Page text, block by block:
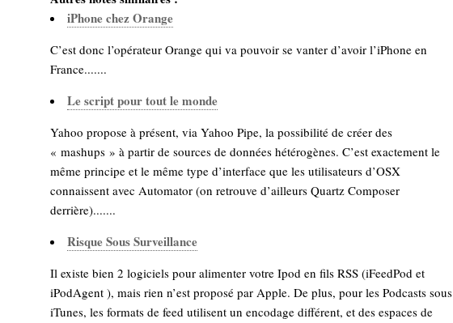
iPhone chez Orange
C’est donc l’opérateur Orange qui va pouvoir se vanter d’avoir l’iPhone en
France.......
Le script pour tout le monde
Yahoo propose à présent, via Yahoo Pipe, la possibilité de créer des
« mashups » à partir de sources de données hétérogènes. C’est exactement le
même principe et le même type d’interface que les utilisateurs d’OSX
connaissent avec Automator (on retrouve d’ailleurs Quartz Composer
derrière).......
Risque Sous Surveillance
Il existe bien 2 logiciels pour alimenter votre Ipod en fils RSS (iFeedPod et
iPodAgent ), mais rien n’est proposé par Apple. De plus, pour les Podcasts sous
iTunes, les formats de feed utilisent un encodage différent, et des espaces de